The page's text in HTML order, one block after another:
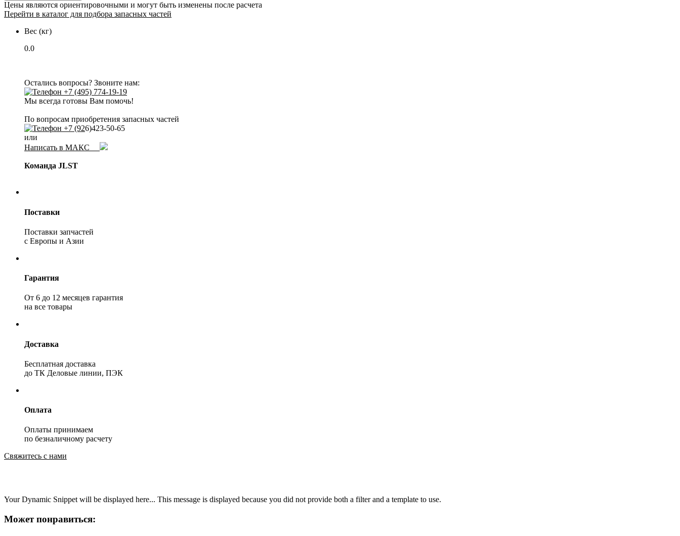
Цены являются ориентировочными и могут быть изменены после расчета
Перейти в каталог для подбора запасных частей
Вес (кг)
0.0
Остались вопросы? Звоните нам:
+7 (495) 774-19-19
Мы всегда готовы Вам помочь!
По вопросам приобретения запасных частей
+7 (926)423-50-65
или
Написать в МАКС
Команда JLST
Поставки
Поставки запчастей
с Европы и Азии
Гарантия
От 6 до 12 месяцев гарантия
на все товары
Доставка
Бесплатная доставка
до ТК Деловые линии, ПЭК
Оплата
Оплаты принимаем
по безналичному расчету
Свяжитесь с нами
Your Dynamic Snippet will be displayed here... This message is displayed because you did not provide both a filter and a template to use.
Может понравиться: